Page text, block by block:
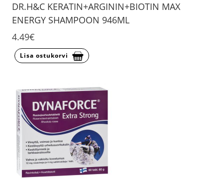
DR.H&C KERATIN+ARGININ+BIOTIN MAX
ENERGY SHAMPOON 946ML
4.49€
Lisa ostukorvi